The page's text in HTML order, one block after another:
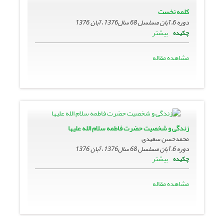
کلمه نخست
دوره 6، آبان مسلسل 68 سال1376 ، آبان 1376
چکیده بیشتر
مشاهده مقاله
زندگى و شخصیت حضرت فاطمه سلام الله علیها
محمدحسن سعیدی
دوره 6، آبان مسلسل 68 سال1376 ، آبان 1376
چکیده بیشتر
مشاهده مقاله